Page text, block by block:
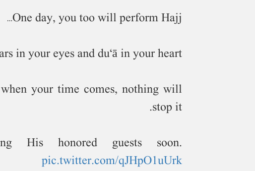
One day, you too will perform Hajj…
in your eyes and du‘ā in your heart.
your time comes, nothing will
stop it.
His honored guests soon.
pic.twitter.com/qJHpO1uUrk